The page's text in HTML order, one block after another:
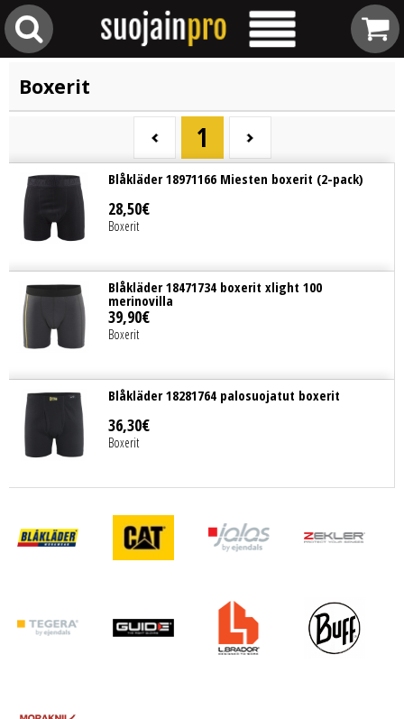
Boxerit
1
Blåkläder 18971166 Miesten boxerit (2-pack)
28,50€
Boxerit
Blåkläder 18471734 boxerit xlight 100
merinovilla
39,90€
Boxerit
Blåkläder 18281764 palosuojatut boxerit
36,30€
Boxerit